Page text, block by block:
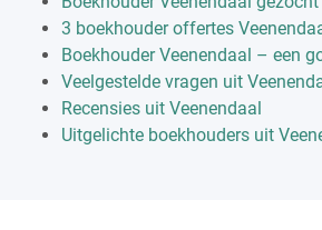
3 boekhouder offertes
Boekhouder Veenendaal – een
Veelgestelde vragen uit
Recensies uit Veenendaal
Uitgelichte boekhouders uit